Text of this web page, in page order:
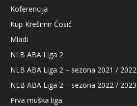
Koferencija
Kup Krešimir Ćosić
Mladi
NLB ABA Liga 2
NLB ABA Liga 2 – sezona 2021 / 2022
NLB ABA Liga 2 – sezona 2022 / 2023
Prva muška liga